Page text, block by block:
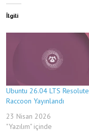
İlgili
Ubuntu 26.04 LTS Resolute
Raccoon Yayınlandı
23 Nisan 2026
"Yazılım" içinde